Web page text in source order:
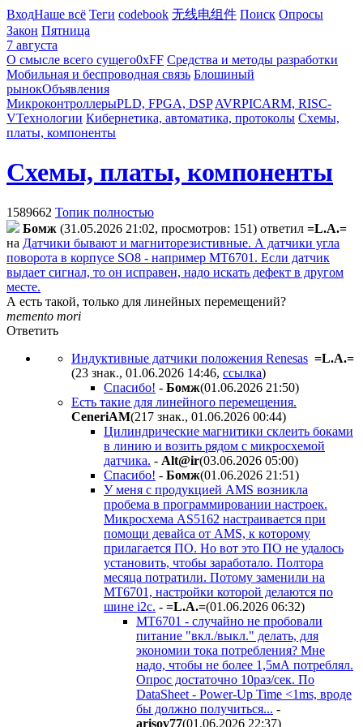
ВходНаше всё Теги codebook 无线电组件 Поиск Опросы
Закон Пятница
7 августа
О смысле всего сущего0xFF Средства и методы разработки
Мобильная и беспроводная связь Блошиный
рынокОбъявления
МикроконтроллерыPLD, FPGA, DSP AVRPICARM, RISC-
VТехнологии Кибернетика, автоматика, протоколы Схемы,
платы, компоненты
Схемы, платы, компоненты
1589662 Топик полностью
Бoмж (31.05.2026 21:02, просмотров: 151) ответил =L.A.=
на Датчики бывают и магниторезистивные. А датчики угла
поворота в корпусе SO8 - например MT6701. Если датчик
выдает сигнал, то он исправен, надо искать дефект в другом
месте.
А есть такой, только для линейных перемещений?
memento mori
Ответить
Индуктивные датчики положения Renesas =L.A.=
(23 знак., 01.06.2026 14:46, ссылка)
Спасибо! - Бoмж(01.06.2026 21:50)
Есть такие для линейного перемещения.
CeneriAM(217 знак., 01.06.2026 00:44)
Цилиндрические магнитики склеить боками
в линию и возить рядом с микросхемой
датчика. - Alt@ir(03.06.2026 05:00)
Спасибо! - Бoмж(01.06.2026 21:51)
У меня c продукцией AMS возникла
пробема в программировании настроек.
Микросхема AS5162 настраивается при
помощи девайса от AMS, к которому
прилагается ПО. Но вот это ПО не удалось
установить, чтобы заработало. Полтора
месяца потратили. Потому заменили на
MT6701, настройки которой делаются по
шине i2c. - =L.A.=(01.06.2026 06:32)
MT6701 - случайно не пробовали
питание "вкл./выкл." делать, для
экономии тока потребления? Мне
надо, чтобы не более 1,5мА потреблял.
Опрос достаточно 10раз/сек. По
DataSheet - Power-Up Time <1ms, вроде
бы должно получиться... -
arisov77(01.06.2026 22:37)